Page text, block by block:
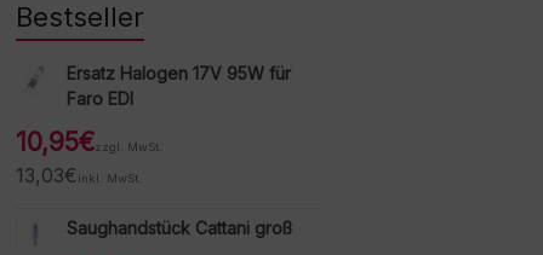
Bestseller
Ersatz Halogen 17V 95W für
Faro EDI
10,95€zzgl. MwSt.
13,03€ inkl. MwSt.
Saughandstück Cattani groß